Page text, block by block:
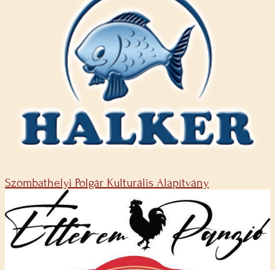
Szombathelyi Polgár Kulturális Alapítvány